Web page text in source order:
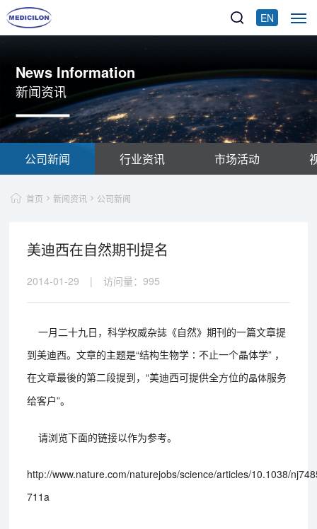
EN
News Information
新闻资讯
公司新闻 行业资讯 市场活动
首页 新闻资讯 公司新闻
美迪西在自然期刊提名
2014-01-29 | 访问量：995
一月二十九日，科学权威杂誌《自然》期刊的一篇文章提
到美迪西。文章的主题是“结构生物学∶不止一个晶体学” ，
在文章最後的第二段提到，“美迪西可提供全方位的晶体服务
给客户”。
请浏览下面的链接以作为参考。
http://www.nature.com/naturejobs/science/articles/10.1038/
711a